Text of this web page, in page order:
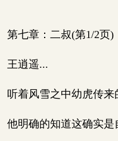
第七章：二叔(第1/2页)
王逍遥...
听着风雪之中幼虎传来
他明确的知道这确实是